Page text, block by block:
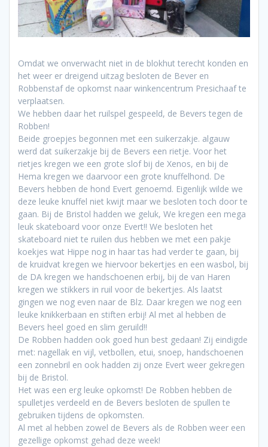
Omdat we onverwacht niet in de blokhut terecht konden en
het weer er dreigend uitzag besloten de Bever en
Robbenstaf de opkomst naar winkencentrum Presichaaf te
verplaatsen.
We hebben daar het ruilspel gespeeld, de Bevers tegen de
Robben!
Beide groepjes begonnen met een suikerzakje. algauw
werd dat suikerzakje bij de Bevers een rietje. Voor het
rietjes kregen we een grote slof bij de Xenos, en bij de
Hema kregen we daarvoor een grote knuffelhond. De
Bevers hebben de hond Evert genoemd. Eigenlijk wilde we
deze leuke knuffel niet kwijt maar we besloten toch door te
gaan. Bij de Bristol hadden we geluk, We kregen een mega
leuk skateboard voor onze Evert!! We besloten het
skateboard niet te ruilen dus hebben we met een pakje
koekjes wat Hippe nog in haar tas had verder te gaan, bij
de kruidvat kregen we hiervoor bekertjes en een wasbol, bij
de DA kregen we handschoenen erbij, bij de van Haren
kregen we stikkers in ruil voor de bekertjes. Als laatst
gingen we nog even naar de Blz. Daar kregen we nog een
leuke knikkerbaan en stiften erbij! Al met al hebben de
Bevers heel goed en slim geruild!!
De Robben hadden ook goed hun best gedaan! Zij eindigde
met: nagellak en vijl, vetbollen, etui, snoep, handschoenen
een zonnebril en ook hadden zij onze Evert weer gekregen
bij de Bristol.
Het was een erg leuke opkomst! De Robben hebben de
spulletjes verdeeld en de Bevers besloten de spullen te
gebruiken tijdens de opkomsten.
Al met al hebben zowel de Bevers als de Robben weer een
gezellige opkomst gehad deze week!